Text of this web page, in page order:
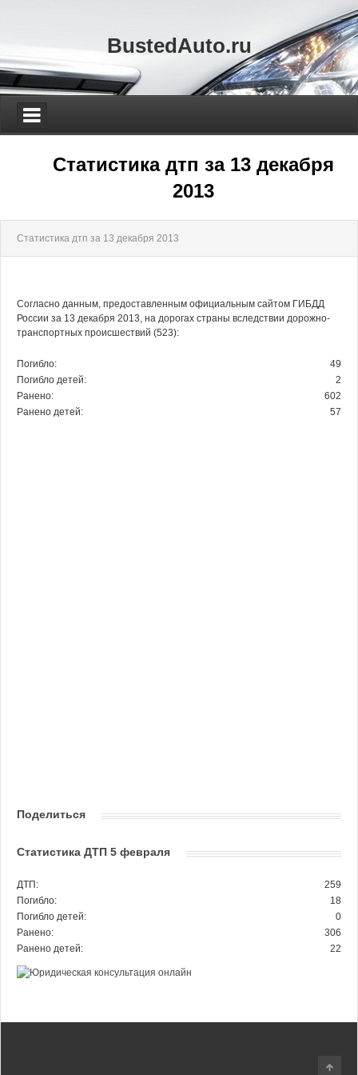
BustedAuto.ru
Статистика дтп за 13 декабря
2013
Статистика дтп за 13 декабря 2013
Согласно данным, предоставленным официальным сайтом ГИБДД
России за 13 декабря 2013, на дорогах страны вследствии дорожно-
транспортных происшествий (523):
Погибло:
49
Погибло детей:
2
Ранено:
602
Ранено детей:
57
Поделиться
Статистика ДТП 5 февраля
ДТП:
259
Погибло:
18
Погибло детей:
0
Ранено:
306
Ранено детей:
22